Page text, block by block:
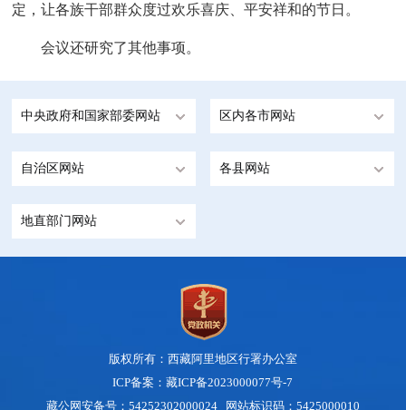
定，让各族干部群众度过欢乐喜庆、平安祥和的节日。
会议还研究了其他事项。
中央政府和国家部委网站 区内各市网站
自治区网站 各县网站
地直部门网站
版权所有：西藏阿里地区行署办公室
ICP备案：藏ICP备2023000077号-7
藏公网安备号：54252302000024 网站标识码：5425000010